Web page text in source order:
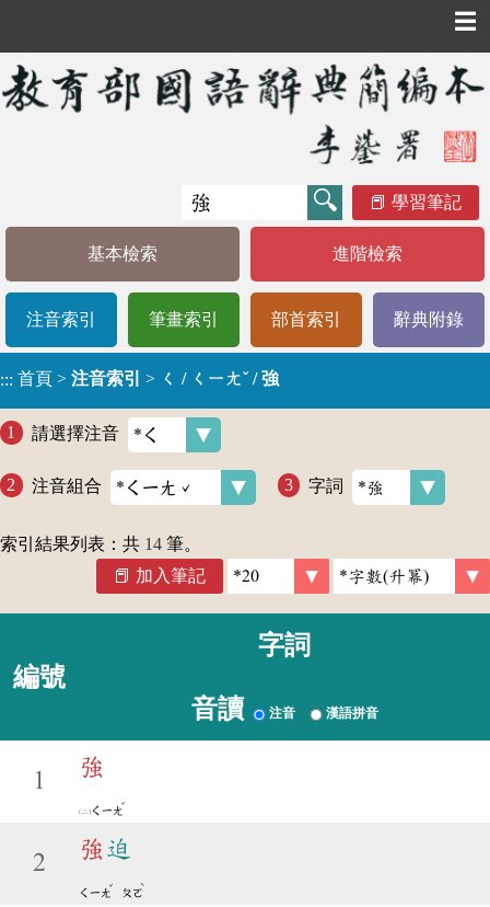
☰
學習筆記
基本檢索 進階檢索
注音索引 筆畫索引 部首索引 辭典附錄
::: 首頁 > 注音索引 > ㄑ / ㄑㄧㄤˇ / 強
請選擇注音
注音組合 字詞
索引結果列表：共 14 筆。
加入筆記
編號
字詞
音讀 注音 漢語拼音
1
強
ㄑㄧㄤ
ˇ
2
強 迫
ㄑㄧㄤ
ˇ
ㄆㄛ
ˋ